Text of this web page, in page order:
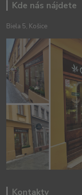
Kde nás nájdete
Biela 5, Košice
Kontakty